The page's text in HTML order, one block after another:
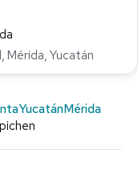
Mérida, Yucatán
YucatánMérida